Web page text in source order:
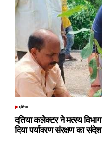
POSTED
दतिया
दतिया कलेक्टर ने मत्स्य विभाग
दिया पर्यावरण संरक्षण का संदेश